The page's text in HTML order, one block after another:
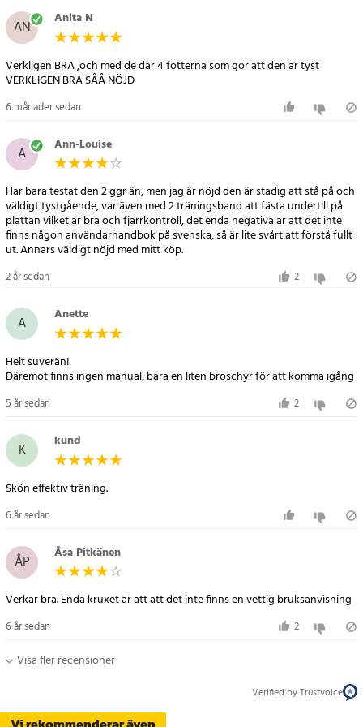
Specifikation
- Strömförsörjning: 220-240 V
- Mått: 78 x 42 x 14 cm
- Uttrustad med Bluetooth-högtalare
Försiktighetstext
- Gravida och personer med specifika hälsotillstånd eller implantat
bör undvika vibrationsplattor.
- Individer med nyliga skador, operationer, neurologiska tillstånd
eller osteoporos bör rådgöra med läkare före användning.
AN Anita N
Verkligen BRA ,och med de där 4 fötterna som gör att den är tyst
VERKLIGEN BRA SÅÅ NÖJD
6 månader sedan
A Ann-Louise
Har bara testat den 2 ggr än, men jag är nöjd den är stadig att stå på och
väldigt tystgående, var även med 2 träningsband att fästa undertill på
plattan vilket är bra och fjärrkontroll, det enda negativa är att det inte
finns någon användarhandbok på svenska, så är lite svårt att förstå fullt
ut. Annars väldigt nöjd med mitt köp.
2 år sedan 2
A Anette
Helt suverän!
Däremot finns ingen manual, bara en liten broschyr för att komma igång
5 år sedan 2
K kund
Skön effektiv träning.
6 år sedan
ÅP Åsa Pitkänen
Verkar bra. Enda kruxet är att att det inte finns en vettig bruksanvisning
6 år sedan 2
Visa fler recensioner
Verified by Trustvoice